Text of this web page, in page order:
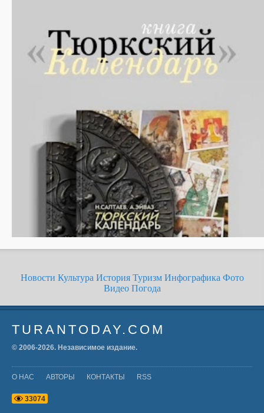
Новости Культура История Туризм Инфографика Фото
Видео Погода
TURANTODAY.COM
© 2006-2026. Независимое издание.
О НАС АВТОРЫ КОНТАКТЫ RSS
33074